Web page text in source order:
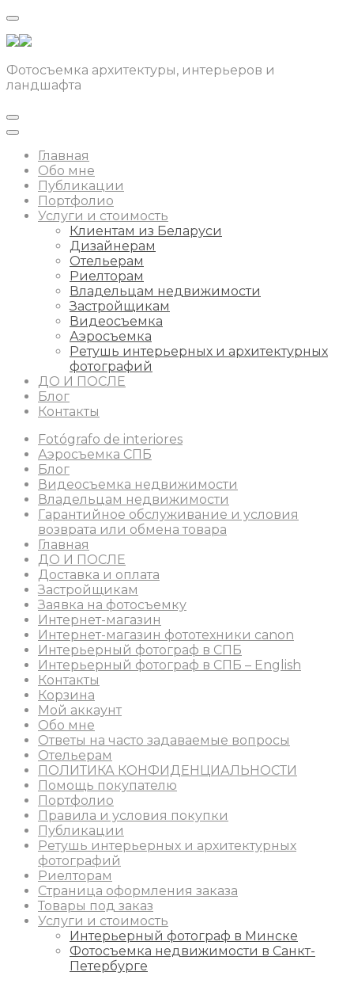
Фотосъемка архитектуры, интерьеров и
ландшафта
Главная
Обо мне
Публикации
Портфолио
Услуги и стоимость
Клиентам из Беларуси
Дизайнерам
Отельерам
Риелторам
Владельцам недвижимости
Застройщикам
Видеосъемка
Аэросъемка
Ретушь интерьерных и архитектурных
фотографий
ДО И ПОСЛЕ
Блог
Контакты
Fotógrafo de interiores
Аэросъемка СПБ
Блог
Видеосъемка недвижимости
Владельцам недвижимости
Гарантийное обслуживание и условия
возврата или обмена товара
Главная
ДО И ПОСЛЕ
Доставка и оплата
Застройщикам
Заявка на фотосъемку
Интернет-магазин
Интернет-магазин фототехники canon
Интерьерный фотограф в СПБ
Интерьерный фотограф в СПБ – English
Контакты
Корзина
Мой аккаунт
Обо мне
Ответы на часто задаваемые вопросы
Отельерам
ПОЛИТИКА КОНФИДЕНЦИАЛЬНОСТИ
Помощь покупателю
Портфолио
Правила и условия покупки
Публикации
Ретушь интерьерных и архитектурных
фотографий
Риелторам
Страница оформления заказа
Товары под заказ
Услуги и стоимость
Интерьерный фотограф в Минске
Фотосъемка недвижимости в Санкт-
Петербурге